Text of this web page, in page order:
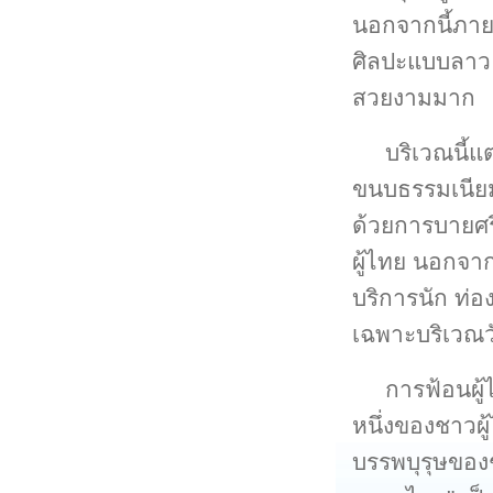
นอกจากนี้ภา
ศิลปะแบบลา
สวยงามมาก
บริเวณนี้แ
ขนบธรรมเนี
ด้วยการบาย
ผู้ไทย นอกจา
บริการนัก ท่อ
เฉพาะบริเว
การฟ้อนผู้
หนึ่งของชาว
บรรพบุรุษขอ